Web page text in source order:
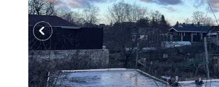
Previous